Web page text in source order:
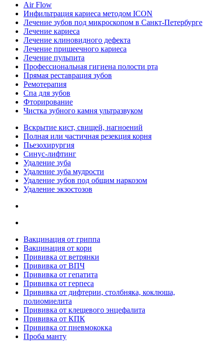
Air Flow
Инфильтрация кариеса методом ICON
Лечение зубов под микроскопом в Санкт-Петербурге
Лечение кариеса
Лечение клиновидного дефекта
Лечение пришеечного кариеса
Лечение пульпита
Профессиональная гигиена полости рта
Прямая реставрация зубов
Ремотерапия
Спа для зубов
Фторирование
Чистка зубного камня ультразвуком
Вскрытие кист, свищей, нагноений
Полная или частичная резекция корня
Пьезохирургия
Синус-лифтинг
Удаление зуба
Удаление зуба мудрости
Удаление зубов под общим наркозом
Удаление экзостозов
Вакцинация от гриппа
Вакцинация от кори
Прививка от ветрянки
Прививка от ВПЧ
Прививка от гепатита
Прививка от герпеса
Прививка от дифтерии, столбняка, коклюша,
полиомиелита
Прививка от клещевого энцефалита
Прививка от КПК
Прививка от пневмококка
Проба манту